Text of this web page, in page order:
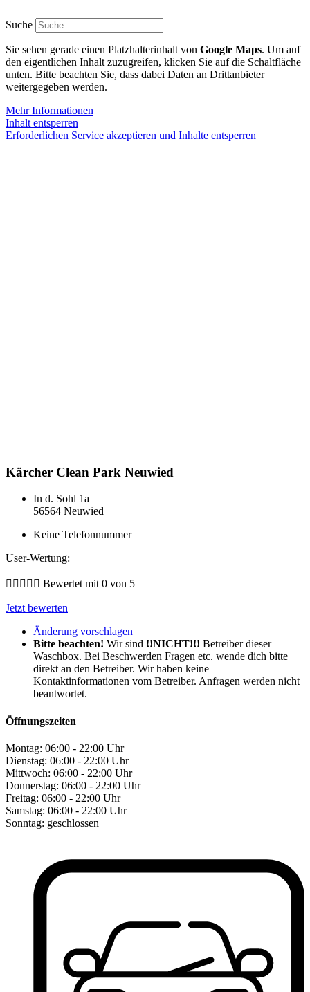
Inhalt
springen
Suche
Sie sehen gerade einen Platzhalterinhalt von Google Maps. Um auf
den eigentlichen Inhalt zuzugreifen, klicken Sie auf die Schaltfläche
unten. Bitte beachten Sie, dass dabei Daten an Drittanbieter
weitergegeben werden.
Mehr Informationen
Inhalt entsperren
Erforderlichen Service akzeptieren und Inhalte entsperren
Kärcher Clean Park Neuwied
In d. Sohl 1a
56564 Neuwied
Keine Telefonnummer
User-Wertung:
     Bewertet mit 0 von 5
Jetzt bewerten
Änderung vorschlagen
Bitte beachten! Wir sind !!NICHT!!! Betreiber dieser
Waschbox. Bei Beschwerden Fragen etc. wende dich bitte
direkt an den Betreiber. Wir haben keine
Kontaktinformationen vom Betreiber. Anfragen werden nicht
beantwortet.
Öffnungszeiten
Montag: 06:00 - 22:00 Uhr
Dienstag: 06:00 - 22:00 Uhr
Mittwoch: 06:00 - 22:00 Uhr
Donnerstag: 06:00 - 22:00 Uhr
Freitag: 06:00 - 22:00 Uhr
Samstag: 06:00 - 22:00 Uhr
Sonntag: geschlossen